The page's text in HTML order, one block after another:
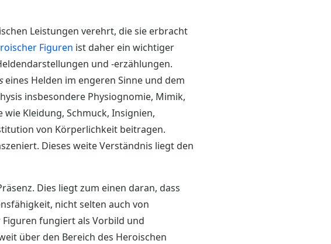
Leistungen verehrt, die sie erbracht
Figuren ist daher ein wichtiger
und -erzählungen.
eines Helden im engeren Sinne und dem
insbesondere Physiognomie, Mimik,
Kleidung, Schmuck, Insignien,
von Körperlichkeit beitragen.
Dieses weite Verständnis liegt den
Dies liegt zum einen daran, dass
nicht selten auch von
fungiert als Vorbild und
über den Bereich des Heroischen